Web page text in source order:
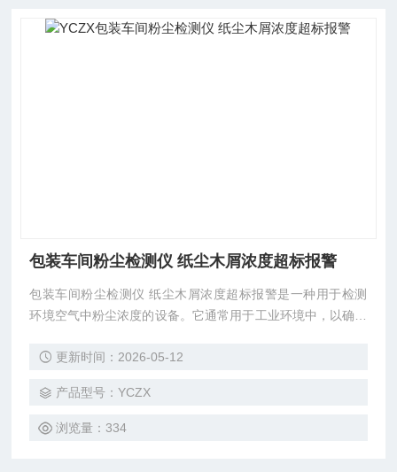
包装车间粉尘检测仪 纸尘木屑浓度超标报警
包装车间粉尘检测仪 纸尘木屑浓度超标报警是一种用于检测
环境空气中粉尘浓度的设备。它通常用于工业环境中，以确保
检测仪使用光散射原理来检测和测量粉尘颗粒。它包括一个发
空气中的颗粒上，并且接收器会探测和记录被散射回来的光。
根据接收到的散射光强度，可以计算出空气中的粉尘颗粒密
更新时间：2026-05-12
产品型号：YCZX
浏览量：334